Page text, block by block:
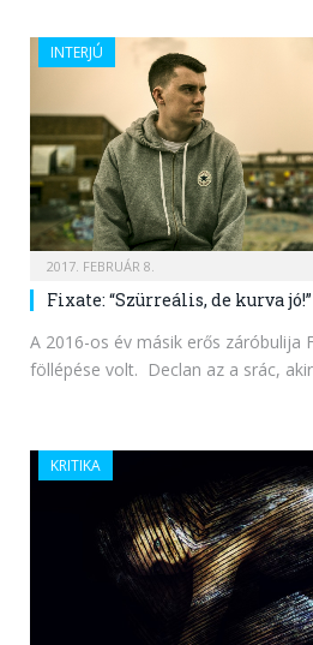
INTERJÚ
2017. FEBRUÁR 8.
Fixate: “Szürreális, de kurva jó!”
A 2016-os év másik erős záróbulija
föllépése volt. Declan az a srác,
KRITIKA